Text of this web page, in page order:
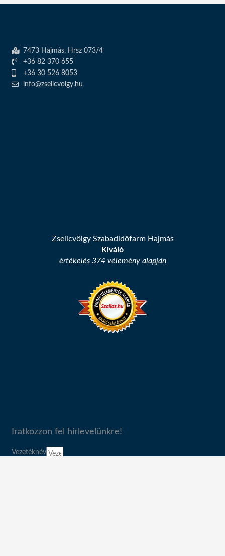
7473 Hajmás, Hrsz 073/4
+36 82 370 655
+36 30 526 8053
info@zselicvolgy.hu
Zselicvölgy Szabadidőfarm Hajmás
Kiváló
értékelés 374 vélemény alapján
Iratkozzon fel hírlevelünkre!
Vezetéknév